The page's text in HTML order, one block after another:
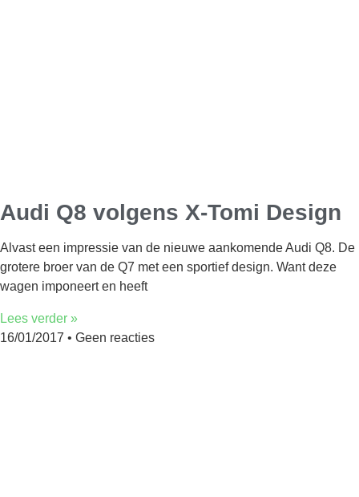
Audi Q8 volgens X-Tomi Design
Alvast een impressie van de nieuwe aankomende Audi Q8. De
grotere broer van de Q7 met een sportief design. Want deze
wagen imponeert en heeft
Lees verder »
16/01/2017
Geen reacties